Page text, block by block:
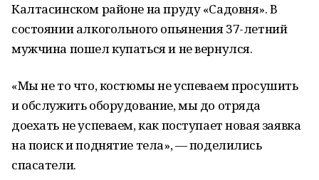
Калтасинском районе на пруду «Садовня». В
состоянии алкогольного опьянения 37-летний
мужчина пошел купаться и не вернулся.
«Мы не то что, костюмы не успеваем просушить
и обслужить оборудование, мы до отряда
доехать не успеваем, как поступает новая заявка
на поиск и поднятие тела», — поделились
спасатели.